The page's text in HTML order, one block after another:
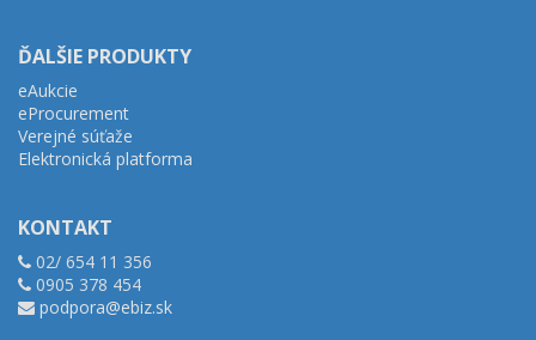
ĎALŠIE PRODUKTY
eAukcie
eProcurement
Verejné súťaže
Elektronická platforma
KONTAKT
02/ 654 11 356
0905 378 454
podpora@ebiz.sk